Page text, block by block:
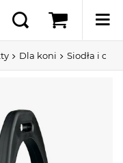
Dla koni Siodła i